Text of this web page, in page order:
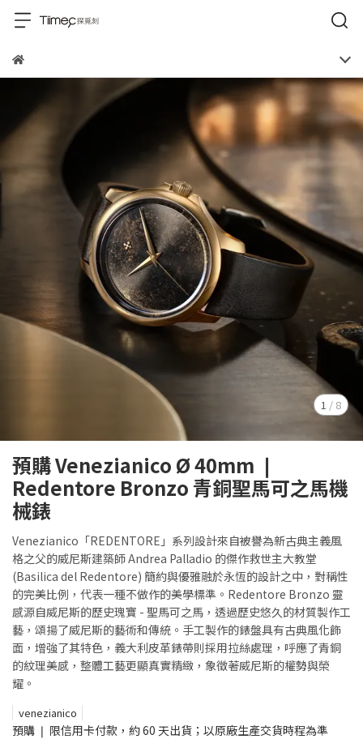
1 / 8
預購 Venezianico Ø 40mm ❘
Redentore Bronzo 青銅聖馬可之馬機
械錶
Venezianico「REDENTORE」系列設計來自被譽為新古典主義風
格之父的威尼斯建築師 Andrea Palladio 的傑作救世主大教堂
(Basilica del Redentore) 簡約與優雅融於永恆的設計之中，對稱性
的完美比例，代表一種不做作的美學標準。Redentore Bronzo 靈
感源自威尼斯的歷史瑰寶 - 聖馬可之馬，透過歷史悠久的材質製作工
藝，頌揚了威尼斯的藝術和傳統。手工製作的錶盤具有古典風化飾
面，增強了其特色，義大利皮革錶帶則採用拉絲處理，呼應了青銅
的紋理美感，整體工藝更顯真實精緻，象徵著威尼斯的權勢與榮
耀。
venezianico
預購 ❘ 限信用卡付款，約 60 天出貨；以原廠生產交貨時程為準